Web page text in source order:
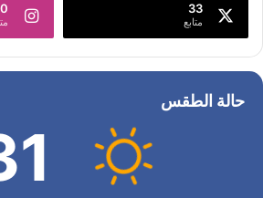
33
متابع
حالة الطقس